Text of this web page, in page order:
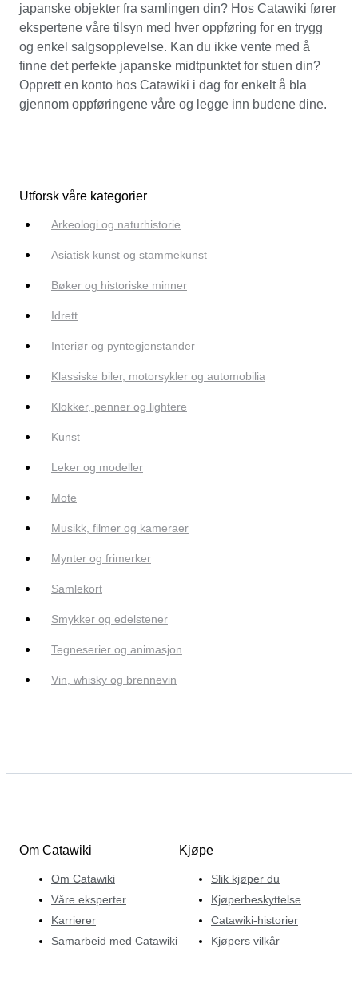
japanske objekter fra samlingen din? Hos Catawiki fører
ekspertene våre tilsyn med hver oppføring for en trygg
og enkel salgsopplevelse. Kan du ikke vente med å
finne det perfekte japanske midtpunktet for stuen din?
Opprett en konto hos Catawiki i dag for enkelt å bla
gjennom oppføringene våre og legge inn budene dine.
Utforsk våre kategorier
Arkeologi og naturhistorie
Asiatisk kunst og stammekunst
Bøker og historiske minner
Idrett
Interiør og pyntegjenstander
Klassiske biler, motorsykler og automobilia
Klokker, penner og lightere
Kunst
Leker og modeller
Mote
Musikk, filmer og kameraer
Mynter og frimerker
Samlekort
Smykker og edelstener
Tegneserier og animasjon
Vin, whisky og brennevin
Om Catawiki
Om Catawiki
Våre eksperter
Karrierer
Samarbeid med Catawiki
Kjøpe
Slik kjøper du
Kjøperbeskyttelse
Catawiki-historier
Kjøpers vilkår